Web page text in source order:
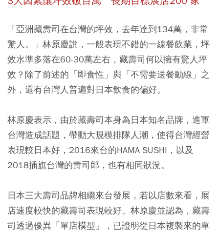
「亞洲藏壽司在台灣的坪效，去年達到134萬，非常
驚人。」林原慶說，一般表現不錯的一線餐飲業，坪
效水準多落在60-30萬左右，藏壽司何以擁有驚人坪
效？除了前述的「即食性」與「不需要送餐動線」之
外，還有台灣人普遍對日本飲食的偏好。
林原慶表示，由於藏壽司本身為日本知名品牌，進軍
台灣造成話題，帶動大規模排隊人潮，使得台灣經營
表現較日本好，2016來台的HAMA SUSHI，以及
2018插旗台灣的壽司郎，也有相同狀況。
日本三大壽司品牌相繼來台發展，若以店數來看，展
店速度較快的藏壽司表現較好。林原慶並認為，藏壽
司透過優異「單店模型」，已證明從日本複製來的單